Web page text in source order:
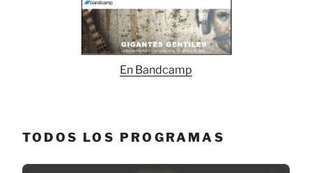
En Bandcamp
TODOS LOS PROGRAMAS